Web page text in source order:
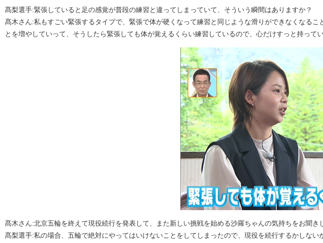
髙梨選手:緊張していると足の感覚が普段の練習と違ってしまっていて、そういう瞬間はありますか？
髙木さん:私もすごい緊張するタイプで、緊張で体が硬くなって練習と同じような滑りができなくなる
とを増やしていって、そうしたら緊張しても体が覚えるくらい練習しているので、心だけすっと持って
髙木さん:北京五輪を終えて現役続行を発表して、また新しい挑戦を始める沙羅ちゃんの気持ちをお聞き
髙梨選手:私の場合、五輪で絶対にやってはいけないことをしてしまったので、現役を続行するかしな